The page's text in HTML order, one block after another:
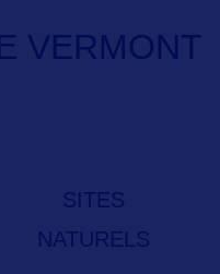
VERMONT
SITES
NATURELS